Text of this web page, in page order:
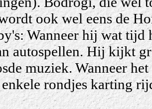
ook wel eens de
Wanneer hij wat tijd
autospellen. Hij kijkt
muziek. Wanneer
rondjes karting